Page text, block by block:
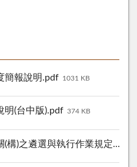
簡報說明.pdf 1031 KB
明(台中版).pdf 374 KB
)之遴選與執行作業規定.pdf